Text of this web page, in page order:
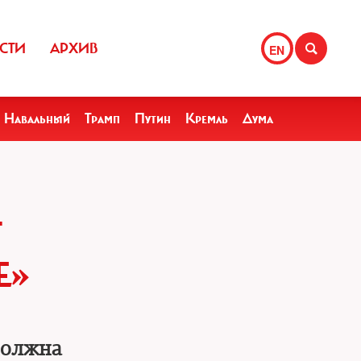
EN
АРХИВ
Навальный Трамп Путин Кремль Дума